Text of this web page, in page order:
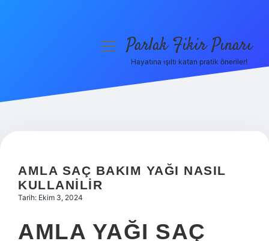
Hakkımızda
menüyüParlak Fikir Pınarı
Hayatına ışıltı katan pratik öneriler!
AMLA SAÇ BAKIM YAĞI NASIL
KULLANILIR
Tarih: Ekim 3, 2024
AMLA YAĞI SAÇ